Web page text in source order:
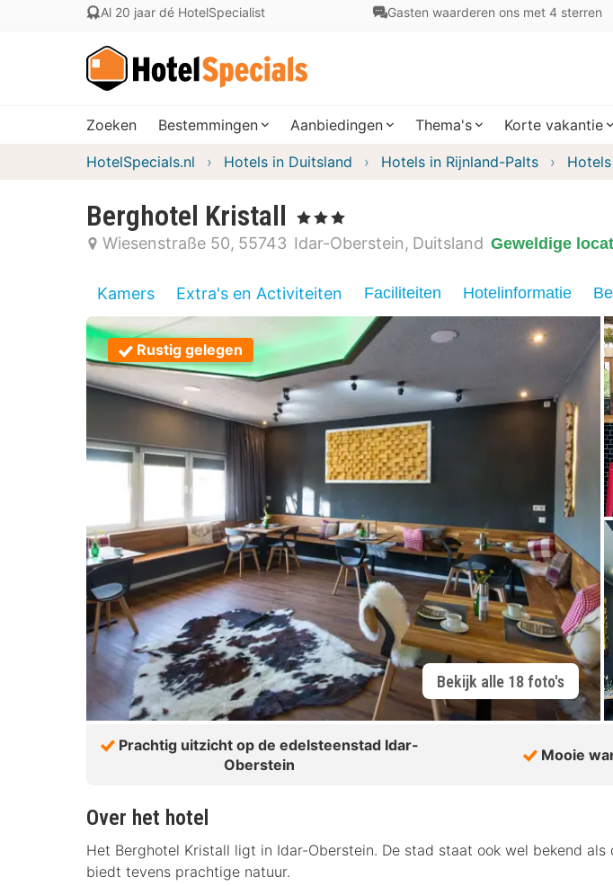
Al 20 jaar dé HotelSpecialist Gasten waarderen ons met 4 sterren
Zoeken Bestemmingen Aanbiedingen Thema's Korte vakantie
HotelSpecials.nl Hotels in Duitsland Hotels in Rijnland-Palts
Berghotel Kristall , 3 Sterren
Wiesenstraße 50 55743 Idar-Oberstein Duitsland Geweldige
Kamers Extra's en Activiteiten Faciliteiten Hotelinformatie
Rustig gelegen
Bekijk alle 18 foto's
Prachtig uitzicht op de edelsteenstad Idar-
Oberstein
Mooie
Over het hotel
Het Berghotel Kristall ligt in Idar-Oberstein. De stad staat ook wel bekend als
biedt tevens prachtige natuur.